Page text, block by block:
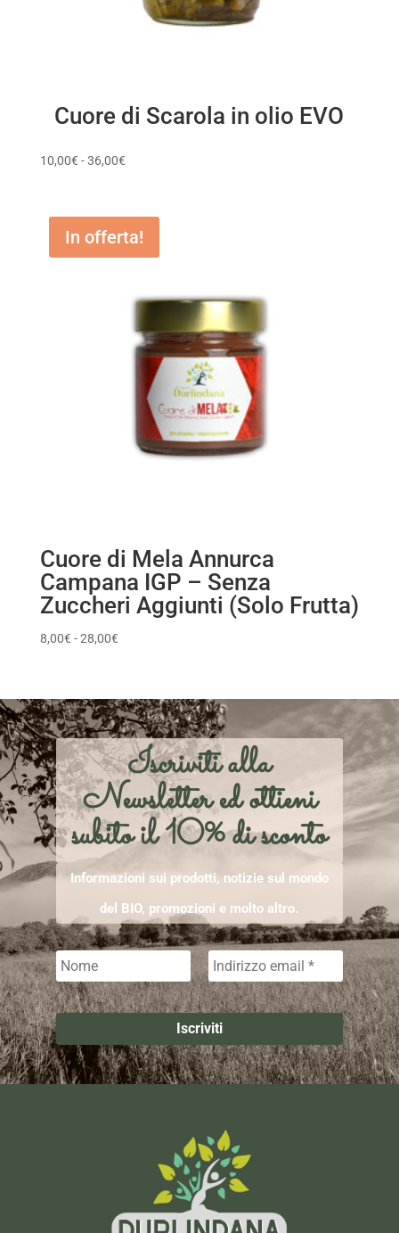
Cuore di Scarola in olio EVO
10,00€ - 36,00€Fascia
da
10,00€
a
In offerta!
Cuore di Mela Annurca
Campana IGP – Senza
Zuccheri Aggiunti (Solo Frutta)
8,00€ - 28,00€Fascia
da
8,00€
a
28,00€
Iscriviti alla
Newsletter ed ottieni
subito il 10% di sconto
Informazioni sui prodotti, notizie sul mondo
del BIO, promozioni e molto altro.